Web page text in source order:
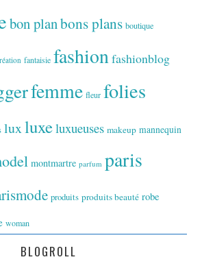
bon planbons plans boutique
fantaisie fashionfashionblog
femme fleur folies
luxluxeluxueuses makeup mannequin
montmartre parfum paris
produits produits beauté robe
woman
BLOGROLL